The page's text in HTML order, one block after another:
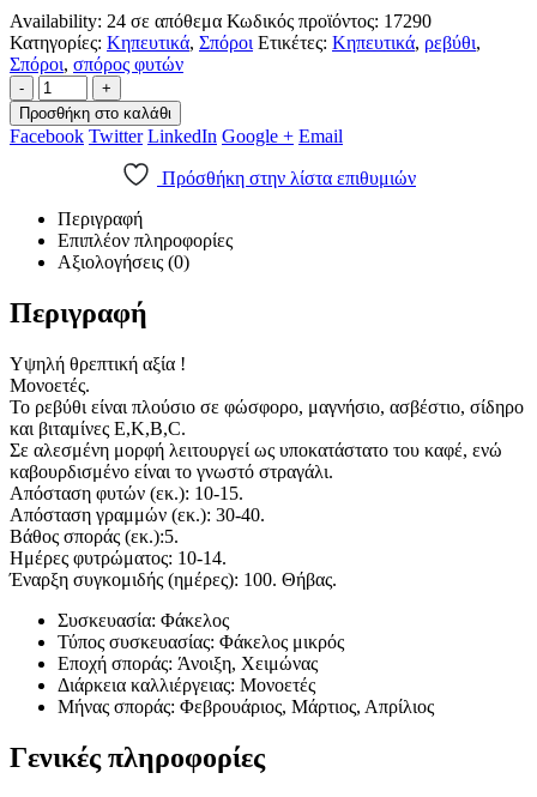
Availability: 24 σε απόθεμα Κωδικός προϊόντος: 17290
Κατηγορίες: Κηπευτικά, Σπόροι Ετικέτες: Κηπευτικά, ρεβύθι,
Σπόροι, σπόρος φυτών
-
+
Προσθήκη στο καλάθι
Facebook Twitter LinkedIn Google + Email
Πρόσθήκη στην λίστα επιθυμιών
Περιγραφή
Επιπλέον πληροφορίες
Αξιολογήσεις (0)
Περιγραφή
Υψηλή θρεπτική αξία !
Μονοετές.
Το ρεβύθι είναι πλούσιο σε φώσφορο, μαγνήσιο, ασβέστιο, σίδηρο
και βιταμίνες Ε,Κ,Β,C.
Σε αλεσμένη μορφή λειτουργεί ως υποκατάστατο του καφέ, ενώ
καβουρδισμένο είναι το γνωστό στραγάλι.
Απόσταση φυτών (εκ.): 10-15.
Απόσταση γραμμών (εκ.): 30-40.
Βάθος σποράς (εκ.):5.
Ημέρες φυτρώματος: 10-14.
Έναρξη συγκομιδής (ημέρες): 100. Θήβας.
Συσκευασία: Φάκελος
Τύπος συσκευασίας: Φάκελος μικρός
Εποχή σποράς: Άνοιξη, Χειμώνας
Διάρκεια καλλιέργειας: Μονοετές
Μήνας σποράς: Φεβρουάριος, Μάρτιος, Απρίλιος
Γενικές πληροφορίες